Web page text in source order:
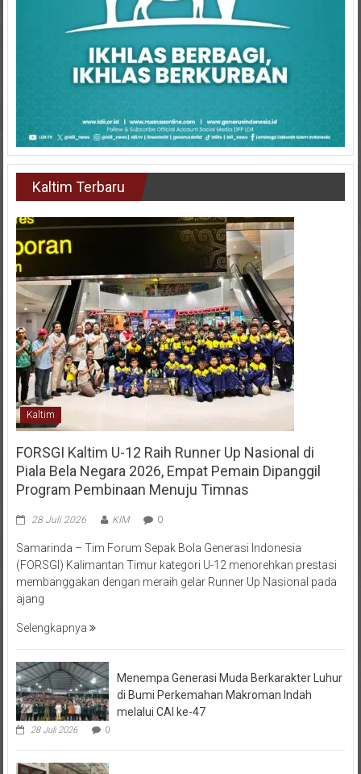
Kaltim Terbaru
Kaltim
FORSGI Kaltim U-12 Raih Runner Up Nasional di
Piala Bela Negara 2026, Empat Pemain Dipanggil
Program Pembinaan Menuju Timnas
(FORSGI) Kalimantan Timur kategori U-12 menorehkan prestasi
membanggakan dengan meraih gelar Runner Up Nasional pada
ajang
di Bumi Perkemahan Makroman Indah
melalui CAI ke-47
28 Juli 2026 0